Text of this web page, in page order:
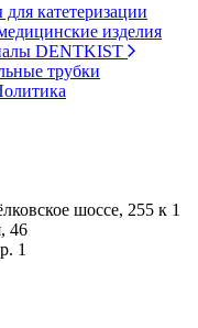
катетеризации
изделия
DENTKIST
трубки
шоссе, 255 к 1
46
1